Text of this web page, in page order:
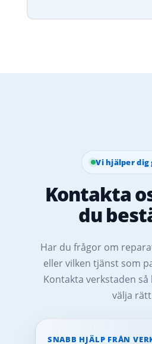
Vi hjälper dig
Kontakta
du
Har du frågor om
eller vilken tjänst som
Kontakta verkstaden
välja
SNABB HJÄLP FRÅN